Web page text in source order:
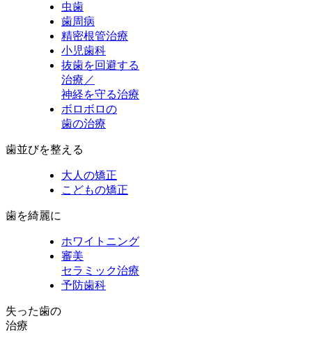
虫歯
歯周病
精密根管治療
小児歯科
抜歯を回避する
治療／
神経を守る治療
ボロボロの
歯の治療
歯並びを整える
大人の矯正
こどもの矯正
歯を綺麗に
ホワイトニング
審美
セラミック治療
予防歯科
失った歯の
治療